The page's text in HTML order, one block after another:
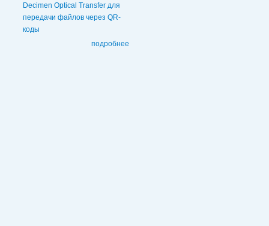
Decimen Optical Transfer для
передачи файлов через QR-
коды
подробнее